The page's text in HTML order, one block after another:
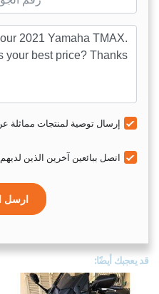
إرسال توصية لمنتجات مماثلة
اتصل ببائعين آخرين الذين
ارسل
قد يعجبك أيضًا: